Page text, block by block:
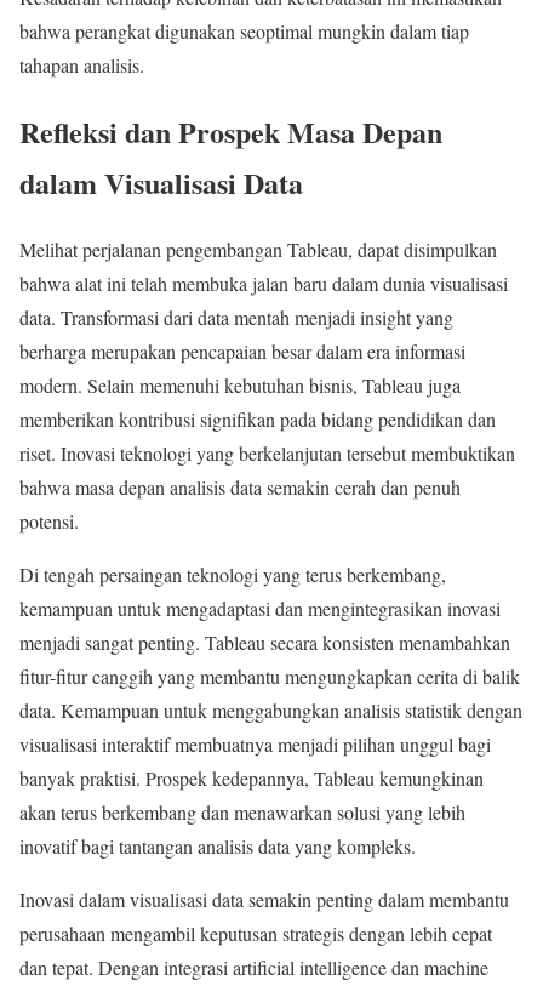
bahwa perangkat digunakan seoptimal mungkin dalam tiap
tahapan analisis.
Refleksi dan Prospek Masa Depan
dalam Visualisasi Data
Melihat perjalanan pengembangan Tableau, dapat disimpulkan
bahwa alat ini telah membuka jalan baru dalam dunia visualisasi
data. Transformasi dari data mentah menjadi insight yang
berharga merupakan pencapaian besar dalam era informasi
modern. Selain memenuhi kebutuhan bisnis, Tableau juga
memberikan kontribusi signifikan pada bidang pendidikan dan
riset. Inovasi teknologi yang berkelanjutan tersebut membuktikan
bahwa masa depan analisis data semakin cerah dan penuh
potensi.
Di tengah persaingan teknologi yang terus berkembang,
kemampuan untuk mengadaptasi dan mengintegrasikan inovasi
menjadi sangat penting. Tableau secara konsisten menambahkan
fitur-fitur canggih yang membantu mengungkapkan cerita di balik
data. Kemampuan untuk menggabungkan analisis statistik dengan
visualisasi interaktif membuatnya menjadi pilihan unggul bagi
banyak praktisi. Prospek kedepannya, Tableau kemungkinan
akan terus berkembang dan menawarkan solusi yang lebih
inovatif bagi tantangan analisis data yang kompleks.
Inovasi dalam visualisasi data semakin penting dalam membantu
perusahaan mengambil keputusan strategis dengan lebih cepat
dan tepat. Dengan integrasi artificial intelligence dan machine